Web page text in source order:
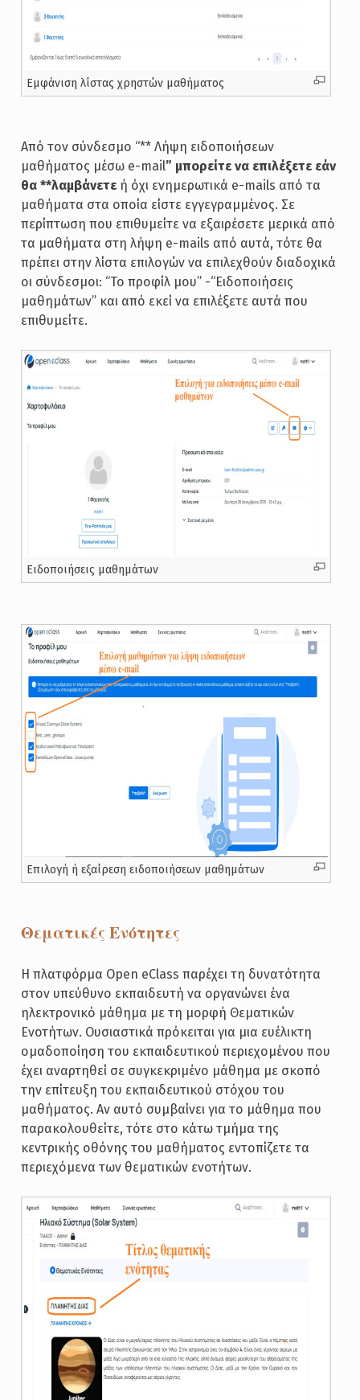
Εμφάνιση λίστας χρηστών μαθήματος
Από τον σύνδεσμο “** Λήψη ειδοποιήσεων
μαθήματος μέσω e-mail” μπορείτε να επιλέξετε εάν
θα **λαμβάνετεή όχι ενημερωτικά e-mails από τα
μαθήματα στα οποία είστε εγγεγραμμένος. Σε
περίπτωση που επιθυμείτε να εξαιρέσετε μερικά από
τα μαθήματα στη λήψη e-mails από αυτά, τότε θα
πρέπει στην λίστα επιλογών να επιλεχθούν διαδοχικά
οι σύνδεσμοι: “Το προφίλ μου” -“Ειδοποιήσεις
μαθημάτων” και από εκεί να επιλέξετε αυτά που
επιθυμείτε.
Ειδοποιήσεις μαθημάτων
Επιλογή ή εξαίρεση ειδοποιήσεων μαθημάτων
Θεματικές Ενότητες
Η πλατφόρμα Open eClass παρέχει τη δυνατότητα
στον υπεύθυνο εκπαιδευτή να οργανώνει ένα
ηλεκτρονικό μάθημα με τη μορφή Θεματικών
Ενοτήτων. Ουσιαστικά πρόκειται για μια ευέλικτη
ομαδοποίηση του εκπαιδευτικού περιεχομένου που
έχει αναρτηθεί σε συγκεκριμένο μάθημα με σκοπό
την επίτευξη του εκπαιδευτικού στόχου του
μαθήματος. Αν αυτό συμβαίνει για το μάθημα που
παρακολουθείτε, τότε στο κάτω τμήμα της
κεντρικής οθόνης του μαθήματος εντοπίζετε τα
περιεχόμενα των θεματικών ενοτήτων.